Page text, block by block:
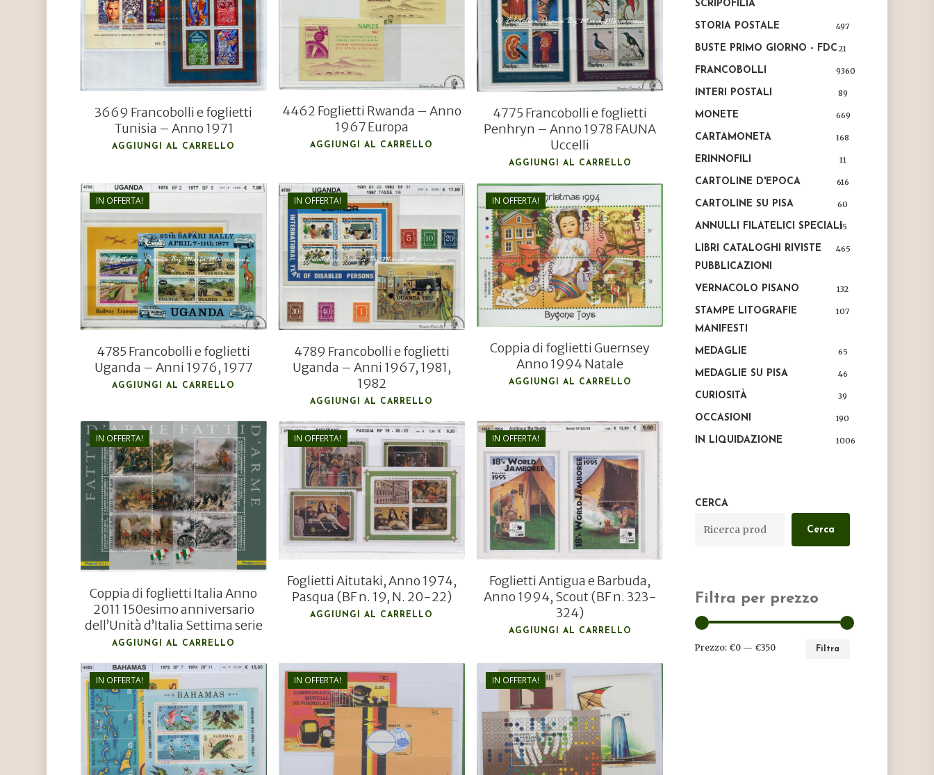
Hit enter to search or ESC to close
€7,50
3669 Francobolli e foglietti
Tunisia – Anno 1971
AGGIUNGI AL CARRELLO
€27,00
4462 Foglietti Rwanda – Anno
1967 Europa
AGGIUNGI AL CARRELLO
€ 7,50
4775 Francobolli e foglietti
Penhryn – Anno 1978 FAUNA
Uccelli
AGGIUNGI AL CARRELLO
IN OFFERTA!
€7,00
€5,00
4785 Francobolli e foglietti
Uganda – Anni 1976, 1977
AGGIUNGI AL CARRELLO
IN OFFERTA!
€17,00
€11,50
4789 Francobolli e foglietti
Uganda – Anni 1967, 1981,
1982
AGGIUNGI AL CARRELLO
IN OFFERTA!
€9,70
€6,00
Coppia di foglietti Guernsey
Anno 1994 Natale
AGGIUNGI AL CARRELLO
IN OFFERTA!
€10,00
€6,50
Coppia di foglietti Italia Anno
2011 150esimo anniversario
dell’Unità d’Italia Settima serie
AGGIUNGI AL CARRELLO
IN OFFERTA!
€
€ 3,50
Foglietti Aitutaki, Anno 1974,
Pasqua (BF n. 19, N. 20-22)
AGGIUNGI AL CARRELLO
IN OFFERTA!
€
12,00
€
6,00
Foglietti Antigua e Barbuda,
Anno 1994, Scout (BF n. 323-
324)
AGGIUNGI AL CARRELLO
IN OFFERTA!
€21,00
€13,00
IN OFFERTA!
€22,00
13,00
IN OFFERTA!
€5,00
€3,00
SCRIPOFILIA
STORIA POSTALE 497
BUSTE PRIMO GIORNO - FDC 21
FRANCOBOLLI 9360
INTERI POSTALI 89
MONETE 669
CARTAMONETA 168
ERINNOFILI 11
CARTOLINE D'EPOCA 616
CARTOLINE SU PISA 60
ANNULLI FILATELICI SPECIALI35
LIBRI CATALOGHI RIVISTE
PUBBLICAZIONI
465
VERNACOLO PISANO 132
STAMPE LITOGRAFIE
MANIFESTI
107
MEDAGLIE 65
MEDAGLIE SU PISA 46
CURIOSITÀ 39
OCCASIONI 190
IN LIQUIDAZIONE 1006
CERCA
Cerca
Filtra per prezzo
Filtra
Prezzo: €0 — €350